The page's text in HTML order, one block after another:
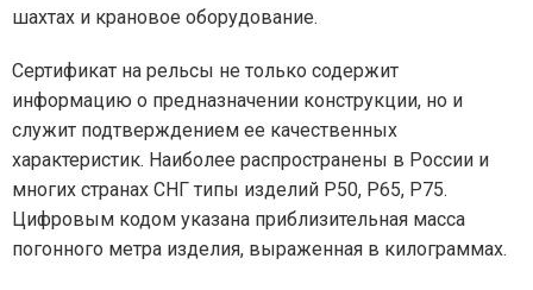
шахтах и крановое оборудование.
Сертификат на рельсы не только содержит
информацию о предназначении конструкции, но и
служит подтверждением ее качественных
характеристик. Наиболее распространены в России и
многих странах СНГ типы изделий Р50, Р65, Р75.
Цифровым кодом указана приблизительная масса
погонного метра изделия, выраженная в килограммах.